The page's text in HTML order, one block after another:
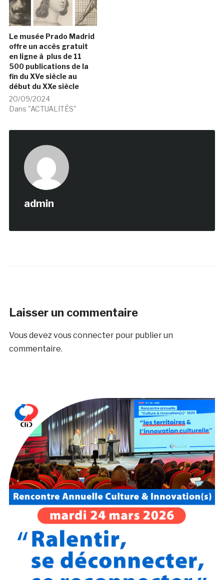
Le musée Prado Madrid
offre un accès gratuit
en ligne à plus de 11
500 publications de la
fin du XVe siècle au
début du XXe siècle
20/09/2024
Dans "ACTUALITÉS"
admin
Laisser un commentaire
Vous devezvous connecterpour publier un
commentaire.